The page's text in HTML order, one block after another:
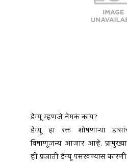
डेंग्यू म्हणजे नेमकं काय?
डेंग्यू हा रक्त शोषणाऱ्या
विषाणूजन्य आजार आहे.
ही प्रजाती डेंग्यू पसरवण्यास